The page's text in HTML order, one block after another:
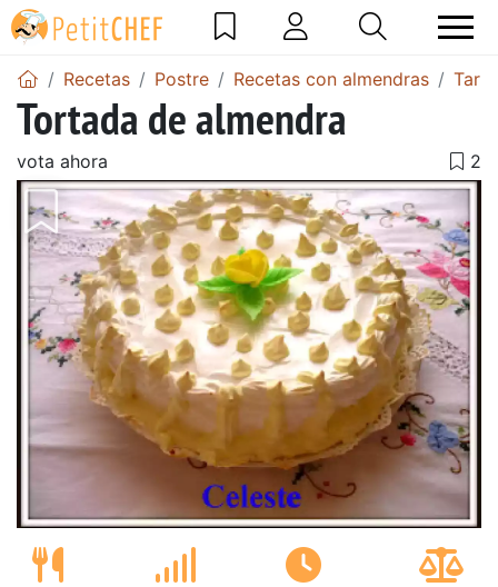
Recetas Postre Recetas con almendras
Tortada de almendra
vota ahora